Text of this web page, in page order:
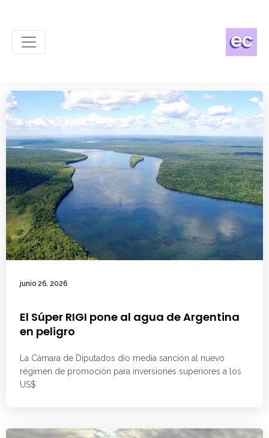
junio 26, 2026
El Súper RIGI pone al agua de Argentina
en peligro
La Cámara de Diputados dio media sanción al nuevo
régimen de promoción para inversiones superiores a los
US$